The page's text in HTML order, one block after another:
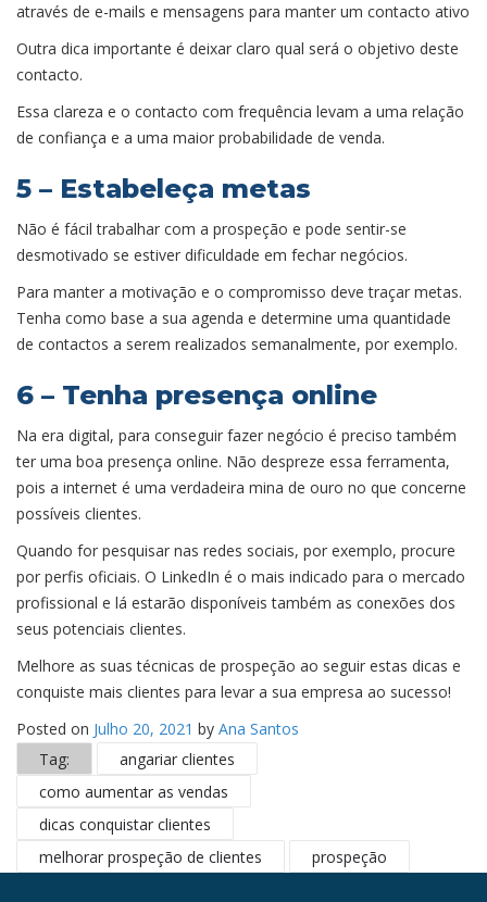
através de e-mails e mensagens para manter um contacto ativo
Outra dica importante é deixar claro qual será o objetivo deste
contacto.
Essa clareza e o contacto com frequência levam a uma relação
de confiança e a uma maior probabilidade de venda.
5 – Estabeleça metas
Não é fácil trabalhar com a prospeção e pode sentir-se
desmotivado se estiver dificuldade em fechar negócios.
Para manter a motivação e o compromisso deve traçar metas.
Tenha como base a sua agenda e determine uma quantidade
de contactos a serem realizados semanalmente, por exemplo.
6 – Tenha presença online
Na era digital, para conseguir fazer negócio é preciso também
ter uma boa presença online. Não despreze essa ferramenta,
pois a internet é uma verdadeira mina de ouro no que concerne
possíveis clientes.
Quando for pesquisar nas redes sociais, por exemplo, procure
por perfis oficiais. O LinkedIn é o mais indicado para o mercado
profissional e lá estarão disponíveis também as conexões dos
seus potenciais clientes.
Melhore as suas técnicas de prospeção ao seguir estas dicas e
conquiste mais clientes para levar a sua empresa ao sucesso!
Posted on Julho 20, 2021 by Ana Santos
Tag:
angariar clientes
como aumentar as vendas
dicas conquistar clientes
melhorar prospeção de clientes
prospeção